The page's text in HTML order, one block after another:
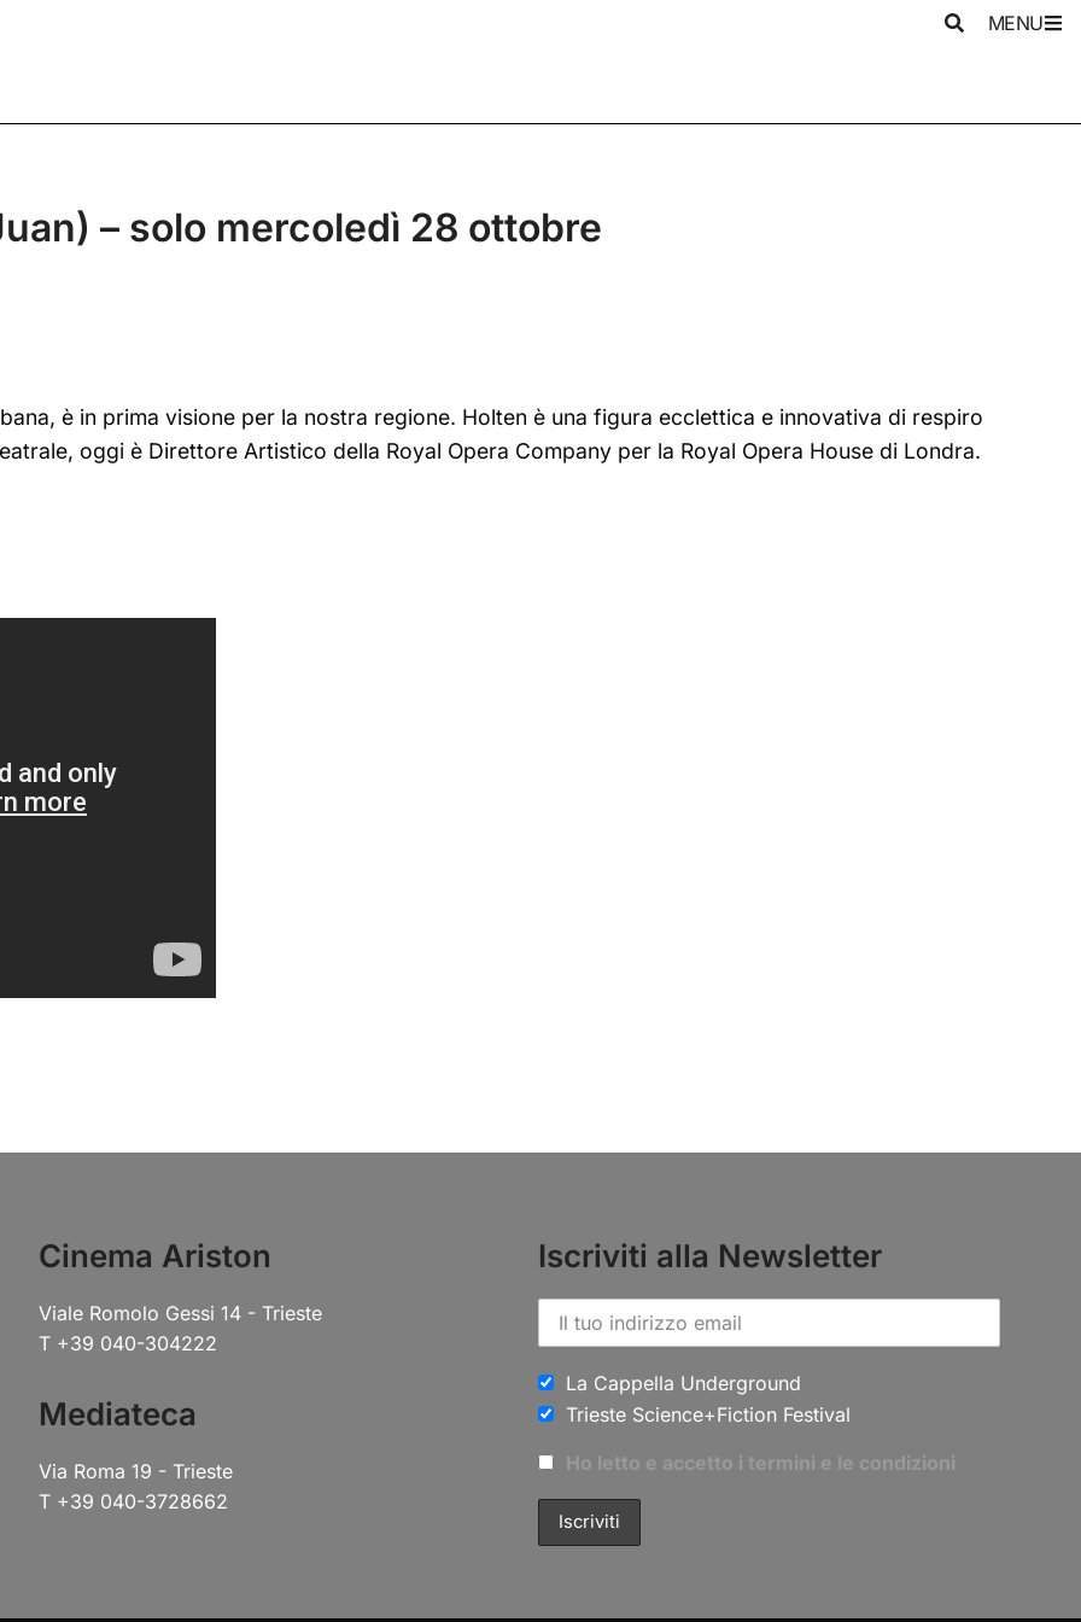
MENU
– solo mercoledì 28 ottobre
è in prima visione per la nostra regione. Holten è una figura ecclettica e innovativa di respiro
oggi è Direttore Artistico della Royal Opera Company per la Royal Opera House di Londra.
Cinema Ariston
Viale Romolo Gessi 14 - Trieste
T +39 040-304222
Mediateca
Via Roma 19 - Trieste
T +39 040-3728662
Iscriviti alla Newsletter
La Cappella Underground
Trieste Science+Fiction Festival
Ho letto e accetto i termini e le condizioni